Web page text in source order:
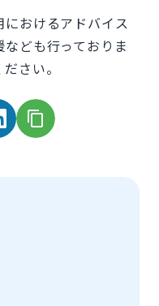
おけるアドバイス
ども行っておりま
さい。
でシェアでシェア
URLをコピー